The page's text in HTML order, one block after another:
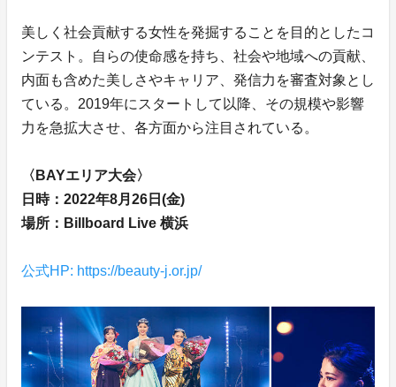
美しく社会貢献する女性を発掘することを目的としたコ
ンテスト。自らの使命感を持ち、社会や地域への貢献、
内面も含めた美しさやキャリア、発信力を審査対象とし
ている。2019年にスタートして以降、その規模や影響
力を急拡大させ、各方面から注目されている。
〈BAYエリア大会〉
日時：2022年8月26日(金)
場所：Billboard Live 横浜
公式HP: https://beauty-j.or.jp/